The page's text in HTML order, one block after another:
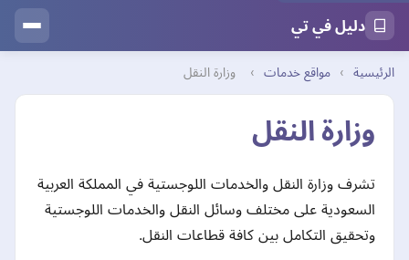
دليل في تي
الرئيسية › مواقع خدمات › وزارة النقل
وزارة النقل
تشرف وزارة النقل والخدمات اللوجستية في المملكة العربية
السعودية على مختلف وسائل النقل والخدمات اللوجستية
وتحقيق التكامل بين كافة قطاعات النقل.